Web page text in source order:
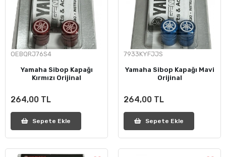
OEBQRJ76S4
Yamaha Sibop Kapağı
Kırmızı Orijinal
264,00 TL
Sepete Ekle
7933KYFJJS
Yamaha Sibop Kapağı Mavi
Orijinal
264,00 TL
Sepete Ekle